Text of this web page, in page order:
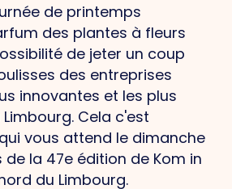
de printemps
des plantes à fleurs
de jeter un coup
des entreprises
innovantes et les plus
Cela c'est
vous attend le dimanche
de la 47e édition de Kom in
du Limbourg.